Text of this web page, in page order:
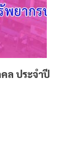
ล ประจำปี